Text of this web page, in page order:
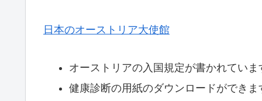
日本のオーストリア大使館
オーストリアの入国規定が書かれていま
健康診断の用紙のダウンロードができま